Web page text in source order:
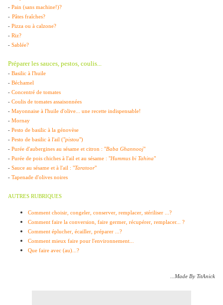
- Pain (sans machine!)?
- Pâtes fraîches?
- Pizza ou à calzone?
- Riz?
- Sablée?
Préparer les sauces, pestos, coulis...
- Basilic à l'huile
- Béchamel
- Concentré de tomates
- Coulis de tomates assaisonnées
- Mayonnaise à l'huile d'olive... une recette indispensable!
- Mornay
- Pesto de basilic à la génovèse
- Pesto de basilic à l'ail ("pistou")
- Purée d'aubergines au sésame et citron : "Baba Ghannooj"
- Purée de pois chiches à l'ail et au sésame : "Hummus bi Tahina"
- Sauce au sésame et à l'ail : "Taratoor"
- Tapenade d'olives noires
AUTRES RUBRIQUES
Comment choisir, congeler, conserver, remplacer, stériliser ...?
Comment faire la conversion, faire germer, récupérer, remplacer... ?
Comment éplucher, écailler, préparer ...?
Comment mieux faire pour l'environnement...
Que faire avec (au)...?
...Made By TitAnick